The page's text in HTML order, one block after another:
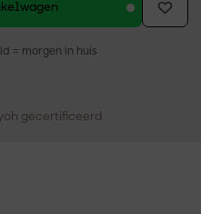
= morgen in huis
gecertificeerd